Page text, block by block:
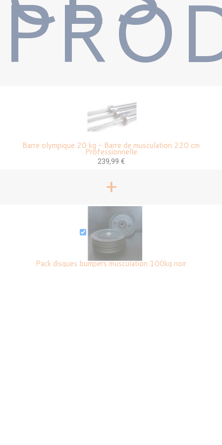
Barre olympique 20 kg - Barre de musculation 220 cm
Professionnelle
239,99 €
+
Pack disques bumpers musculation 100kg noir